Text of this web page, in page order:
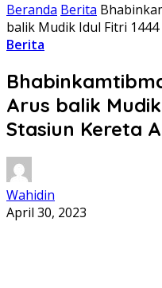
Beranda Berita
balik Mudik Idul Fitri
Berita
Arus balik
Stasiun Kereta
Wahidin
April 30, 2023